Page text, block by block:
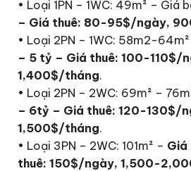
• Loại 1PN – 1WC: 49m² – Giá
– Giá thuê: 80-95$/ngày,
• Loại 2PN – 1WC: 58m2-
– 5 tỷ – Giá thuê: 100-110$/
1,400$/tháng.
• Loại 2PN – 2WC: 69m² –
– 6tỷ – Giá thuê: 120-130$/
1,500$/tháng.
• Loại 3PN – 2WC: 101m² –
thuê: 150$/ngày, 1,500-